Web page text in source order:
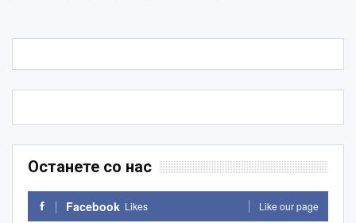
Останете со нас
Facebook Likes Like our page